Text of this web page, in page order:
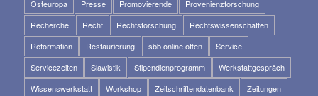
Osteuropa
Presse Promovierende
Provenienzforschung
Recherche
Recht Rechtsforschung
Rechtswissenschaften
Reformation
Restaurierung sbb online offen
Service
Servicezeiten
Slawistik Stipendienprogramm
Werkstattgespräch
Wissenswerkstatt
Workshop Zeitschriftendatenbank
Zeitungen